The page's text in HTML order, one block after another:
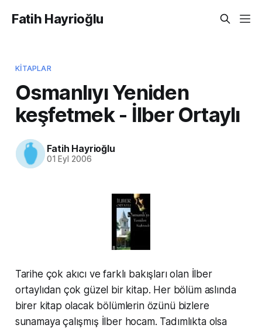
Fatih Hayrioğlu
KITAPLAR
Osmanlıyı Yeniden
keşfetmek - İlber Ortaylı
Fatih Hayrioğlu
01 Eyl 2006
Tarihe çok akıcı ve farklı bakışları olan İlber
ortaylıdan çok güzel bir kitap. Her bölüm aslında
birer kitap olacak bölümlerin özünü bizlere
sunamaya çalışmış İlber hocam. Tadımlıkta olsa